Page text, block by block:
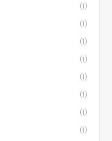
(1)
(1)
(1)
(1)
(1)
(1)
(1)
(1)